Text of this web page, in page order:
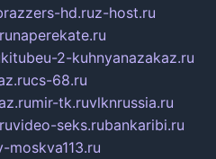
hd.ruz-host.ru
naperekate.ru
kitubeu-2-kuhnyanazakaz.ru
cs-68.ru
mir-tk.ruvlknrussia.ru
video-seks.rubankaribi.ru